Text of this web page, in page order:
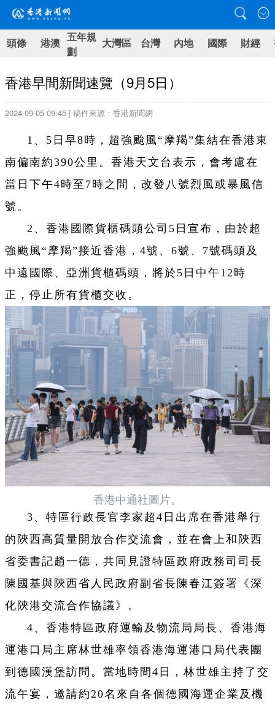
頭條 港澳 五年規
劃
大灣區 台灣 內地 國際 財經
香港早間新聞速覽（9月5日）
2024-09-05 09:45 | 稿件來源：香港新聞網
1、5日早8時，超強颱風“摩羯”集結在香港東
南偏南約390公里。香港天文台表示，會考慮在
當日下午4時至7時之間，改發八號烈風或暴風信
號。
2、香港國際貨櫃碼頭公司5日宣布，由於超
強颱風“摩羯”接近香港，4號、6號、7號碼頭及
中遠國際、亞洲貨櫃碼頭，將於5日中午12時
正，停止所有貨櫃交收。
香港中通社圖片。
3、特區行政長官李家超4日出席在香港舉行
的陝西高質量開放合作交流會，並在會上和陝西
省委書記趙一德，共同見證特區政府政務司司長
陳國基與陝西省人民政府副省長陳春江簽署《深
化陝港交流合作協議》。
4、香港特區政府運輸及物流局局長、香港海
運港口局主席林世雄率領香港海運港口局代表團
到德國漢堡訪問。當地時間4日，林世雄主持了交
流午宴，邀請約20名來自各個德國海運企業及機